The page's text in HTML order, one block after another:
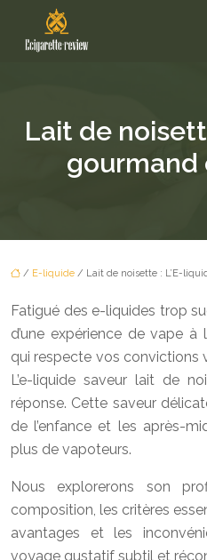
Lait de
gourmand
/ E-liquide / Lait de noisette : L’E-
Fatigué des e-liquides trop
d’une expérience de vape
qui respecte vos convictions
L’e-liquide saveur lait de
réponse. Cette saveur
de l’enfance et les après-
plus de vapoteurs.
Nous explorerons son
composition, les critères
avantages et les
voyage gustatif subtil et